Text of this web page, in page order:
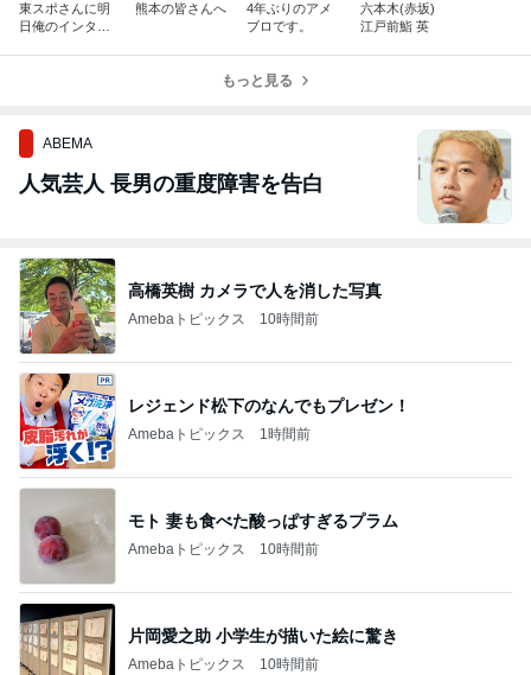
東スポさんに明
日俺のインタビ
熊本の皆さんへ
4年ぶりのアメ
ブロです。
六本木(赤坂)
江戸前鮨 英
もっと見る
ABEMA
人気芸人 長男の重度障害を告白
高橋英樹 カメラで人を消した写真
Amebaトピックス 10時間前
レジェンド松下のなんでもプレゼン！
Amebaトピックス 1時間前
モト 妻も食べた酸っぱすぎるプラム
Amebaトピックス 10時間前
片岡愛之助 小学生が描いた絵に驚き
Amebaトピックス 10時間前